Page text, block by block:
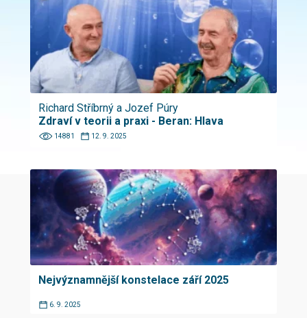
Richard Stříbrný a Jozef Púry
Zdraví v teorii a praxi - Beran: Hlava
14881 12. 9. 2025
Nejvýznamnější konstelace září 2025
6. 9. 2025